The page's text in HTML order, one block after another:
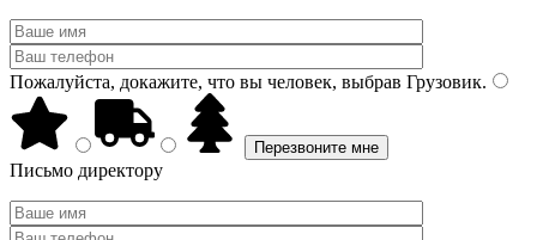
Пожалуйста, докажите, что вы человек, выбрав Грузовик.
Письмо директору